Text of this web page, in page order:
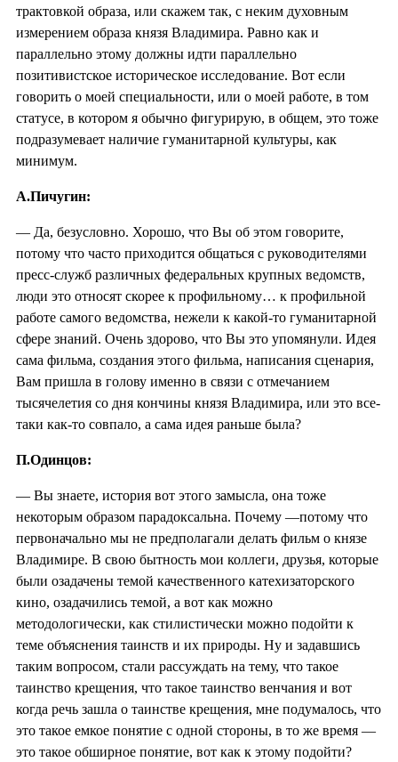
трактовкой образа, или скажем так, с неким духовным
измерением образа князя Владимира. Равно как и
параллельно этому должны идти параллельно
позитивистское историческое исследование. Вот если
говорить о моей специальности, или о моей работе, в том
статусе, в котором я обычно фигурирую, в общем, это тоже
подразумевает наличие гуманитарной культуры, как
минимум.
А.Пичугин:
— Да, безусловно. Хорошо, что Вы об этом говорите,
потому что часто приходится общаться с руководителями
пресс-служб различных федеральных крупных ведомств,
люди это относят скорее к профильному… к профильной
работе самого ведомства, нежели к какой-то гуманитарной
сфере знаний. Очень здорово, что Вы это упомянули. Идея
сама фильма, создания этого фильма, написания сценария,
Вам пришла в голову именно в связи с отмечанием
тысячелетия со дня кончины князя Владимира, или это все-
таки как-то совпало, а сама идея раньше была?
П.Одинцов:
— Вы знаете, история вот этого замысла, она тоже
некоторым образом парадоксальна. Почему —потому что
первоначально мы не предполагали делать фильм о князе
Владимире. В свою бытность мои коллеги, друзья, которые
были озадачены темой качественного катехизаторского
кино, озадачились темой, а вот как можно
методологически, как стилистически можно подойти к
теме объяснения таинств и их природы. Ну и задавшись
таким вопросом, стали рассуждать на тему, что такое
таинство крещения, что такое таинство венчания и вот
когда речь зашла о таинстве крещения, мне подумалось, что
это такое емкое понятие с одной стороны, в то же время —
это такое обширное понятие, вот как к этому подойти?